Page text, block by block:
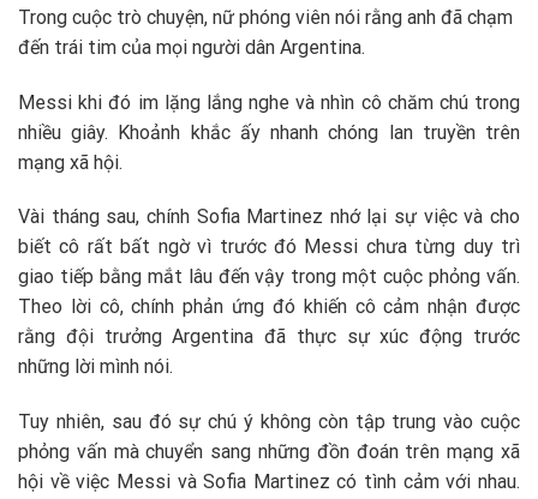
Trong cuộc trò chuyện, nữ phóng viên nói rằng anh đã chạm
đến trái tim của mọi người dân Argentina.
Messi khi đó im lặng lắng nghe và nhìn cô chăm chú trong
nhiều giây. Khoảnh khắc ấy nhanh chóng lan truyền trên
mạng xã hội.
Vài tháng sau, chính Sofia Martinez nhớ lại sự việc và cho
biết cô rất bất ngờ vì trước đó Messi chưa từng duy trì
giao tiếp bằng mắt lâu đến vậy trong một cuộc phỏng vấn.
Theo lời cô, chính phản ứng đó khiến cô cảm nhận được
rằng đội trưởng Argentina đã thực sự xúc động trước
những lời mình nói.
Tuy nhiên, sau đó sự chú ý không còn tập trung vào cuộc
phỏng vấn mà chuyển sang những đồn đoán trên mạng xã
hội về việc Messi và Sofia Martinez có tình cảm với nhau.